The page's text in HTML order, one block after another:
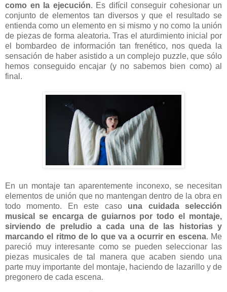
como en la ejecución. Es difícil conseguir cohesionar un
conjunto de elementos tan diversos y que el resultado se
entienda como un elemento en si mismo y no como la unión
de piezas de forma aleatoria. Tras el aturdimiento inicial por
el bombardeo de información tan frenético, nos queda la
sensación de haber asistido a un complejo puzzle, que sólo
hemos conseguido encajar (y no sabemos bien como) al
final.
En un montaje tan aparentemente inconexo, se necesitan
elementos de unión que no mantengan dentro de la obra en
todo momento. En este caso una cuidada selección
musical se encarga de guiarnos por todo el montaje,
sirviendo de preludio a cada una de las historias y
marcando el ritmo de lo que va a ocurrir en escena. Me
pareció muy interesante como se pueden seleccionar las
piezas musicales de tal manera que acaben siendo una
parte muy importante del montaje, haciendo de lazarillo y de
pregonero de cada escena.